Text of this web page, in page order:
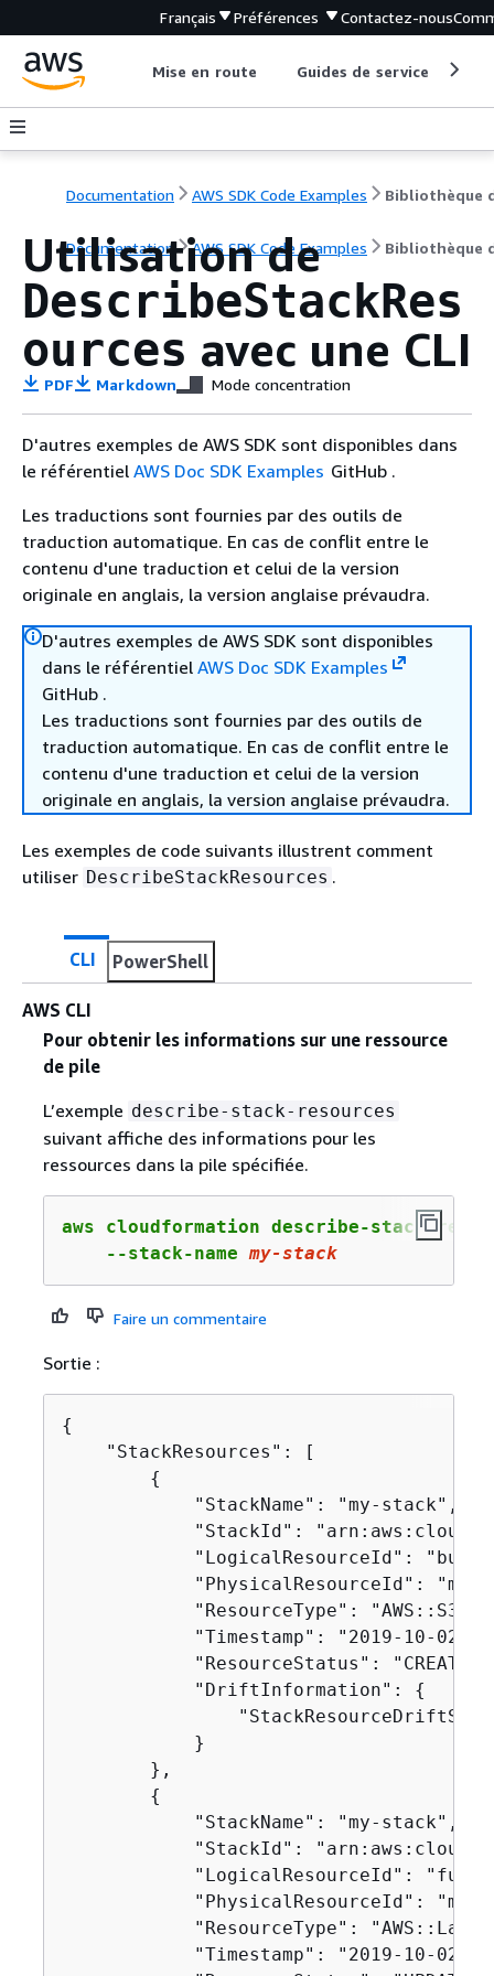
Français Préférences Contactez-nous
Mise en route Guides de service
Documentation AWS SDK Code Examples
Documentation AWS SDK Code Examples Bibliothèque
Utilisation de
DescribeStackRes
ources avec une CLI
PDF Markdown Mode concentration
D'autres exemples de AWS SDK sont disponibles dans
le référentiel AWS Doc SDK Examples GitHub .
Les traductions sont fournies par des outils de
traduction automatique. En cas de conflit entre le
contenu d'une traduction et celui de la version
originale en anglais, la version anglaise prévaudra.
D'autres exemples de AWS SDK sont disponibles
dans le référentiel AWS Doc SDK Examples
GitHub .
Les traductions sont fournies par des outils de
traduction automatique. En cas de conflit entre le
contenu d'une traduction et celui de la version
originale en anglais, la version anglaise prévaudra.
Les exemples de code suivants illustrent comment
utiliser DescribeStackResources .
CLI PowerShell
AWS CLI
Pour obtenir les informations sur une ressource
de pile
L’exemple describe-stack-resources
suivant affiche des informations pour les
ressources dans la pile spécifiée.
aws cloudformation describe-stack-
    --stack-name
my-stack
Faire un commentaire
Sortie :
{
    "StackResources": [
{
            "StackName": "my-stack",
"StackId":
"LogicalResourceId":
"PhysicalResourceId": "my-
"ResourceType":
"Timestamp": "2019-10-
"ResourceStatus":
            "DriftInformation":
{
            }
        },
{
            "StackName": "my-stack",
"StackId":
"LogicalResourceId":
"PhysicalResourceId": "my-
"ResourceType":
"Timestamp": "2019-10-